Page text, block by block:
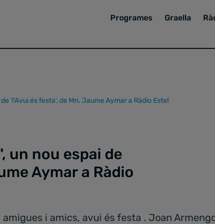
Programes Graella
'l'Avui és festa', de Mn. Jaume Aymar a Ràdio Estel
un nou espai de
Aymar a Ràdio
i amics, avui és festa . Joan